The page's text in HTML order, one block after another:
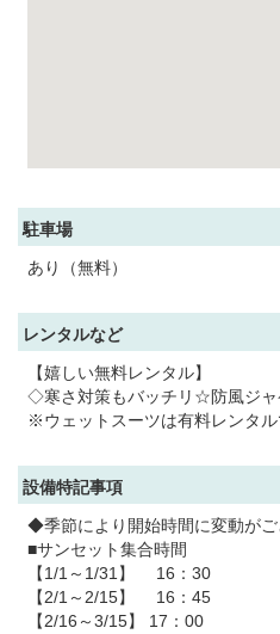
駐車場
あり（無料）
レンタルなど
【嬉しい無料レンタル】
◇寒さ対策もバッチリ☆防風ジャ
※ウェットスーツは有料レンタル
設備特記事項
◆季節により開始時間に変動が
■サンセット集合時間
【1/1～1/31】 16：30
【2/1～2/15】 16：45
【2/16～3/15】 17：00